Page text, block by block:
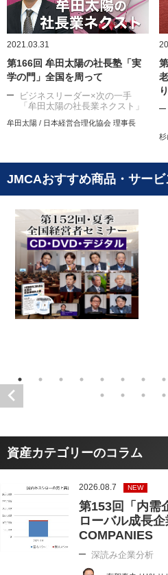
2021.03.31
第166回 牟田太陽の社長塾「実
学の門」全国を周って
ビジネスリーダー×次の一手
「牟田太陽の社長業ネクスト」
牟田太陽 / 日本経営合理化協会 理事長
JMCAおすすめ商品・サービ
資産カテゴリーのコラム
2026.08.7 NEW
第153回「内需
ローバル成長
COMPANIES
深読み企業分析